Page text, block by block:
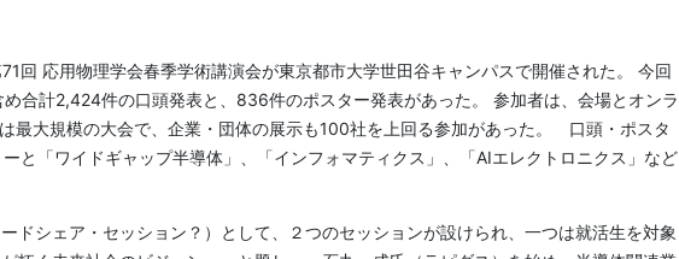
回 応用物理学会春季学術講演会が東京都市大学世田谷キャンパスで開催された。 今回
合計2,424件の口頭発表と、836件のポスター発表があった。 参加者は、会場とオンラ
最大規模の大会で、企業・団体の展示も100社を上回る参加があった。 口頭・ポスタ
と「ワイドギャップ半導体」、「インフォマティクス」、「AIエレクトロニクス」など
ドシェア・セッション？）として、２つのセッションが設けられ、一つは就活生を対象